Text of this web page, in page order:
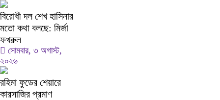
বিরোধী দল শেখ হাসিনার
মতো কথা বলছে: মির্জা
ফখরুল
সোমবার, ৩ অগাস্ট,
২০২৬
রহিমা ফুডের শেয়ারে
কারসাজির প্রমাণ